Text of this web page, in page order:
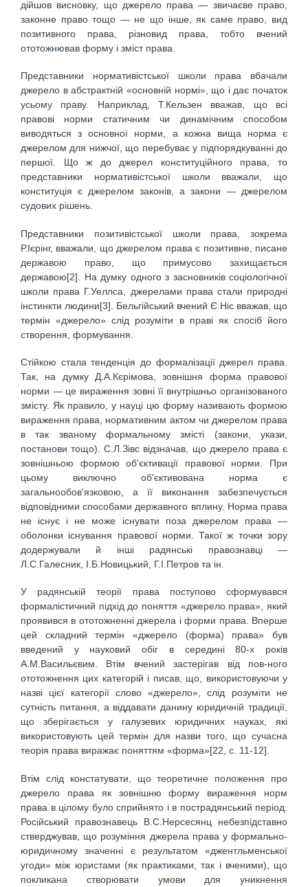
дійшов висновку, що джерело права — звичаєве право,
законне право тощо — не що інше, як саме право, вид
позитивного права, різновид права, тобто вчений
ототожнював форму і зміст права.
Представники нормативістської школи права вбачали
джерело в абстрактній «основній нормі», що і дає початок
усьому праву. Наприклад, Т.Кельзен вважав, що всі
правові норми статичним чи динамічним способом
виводяться з основної норми, а кожна вища норма є
джерелом для нижчої, що перебуває у підпорядкуванні до
першої. Що ж до джерел конституційного права, то
представники нормативістської школи вважали, що
конституція є джерелом законів, а закони — джерелом
судових рішень.
Представники позитивістської школи права, зокрема
Р.Ієрінг, вважали, що джерелом права є позитивне, писане
державою право, що примусово захищається
державою[2]. На думку одного з засновників соціологічної
школи права Г.Уеллса, джерелами права стали природні
інстинкти людини[3]. Бельгійський вчений Є.Ніс вважав, що
термін «джерело» слід розуміти в праві як спосіб його
створення, формування.
Стійкою стала тенденція до формалізації джерел права.
Так, на думку Д.А.Кєрімова, зовнішня форма правової
норми — це вираження зовні її внутрішньо організованого
змісту. Як правило, у науці цю форму називають формою
вираження права, нормативним актом чи джерелом права
в так званому формальному змісті (закони, укази,
постанови тощо). С.Л.Зівс відзначав, що джерело права є
зовнішньою формою об'єктивації правової норми. При
цьому виключно об'єктивована норма є
загальнообов'язковою, а її виконання забезпечується
відповідними способами державного вплину. Норма права
не існує і не може існувати поза джерелом права —
оболонки існування правової норми. Такої ж точки зору
додержували й інші радянські правознавці —
Л.С.Галесник, І.Б.Новицький, Г.І.Петров та ін.
У радянській теорії права поступово сформувався
формалістичний підхід до поняття «джерело права», який
проявився в ототожненні джерела і форми права. Вперше
цей складний термін «джерело (форма) права» був
введений у науковий обіг в середині 80-х років
А.М.Васильєвим. Втім вчений застерігав від пов-ного
ототожнення цих категорій і писав, що, використовуючи у
назві цієї категорії слово «джерело», слід розуміти не
сутність питання, а віддавати данину юридичній традиції,
що зберігається у галузевих юридичних науках, які
використовують цей термін для назви того, що сучасна
теорія права виражає поняттям «форма»[22, c. 11-12].
Втім слід констатувати, що теоретичне положення про
джерело права як зовнішню форму вираження норм
права в цілому було сприйнято і в пострадянський період.
Російський правознавець В.С.Нерсесянц небезпідставно
стверджував, що розуміння джерела права у формально-
юридичному значенні є результатом «джентльменської
угоди» між юристами (як практиками, так і вченими), що
покликана створювати умови для уникнення